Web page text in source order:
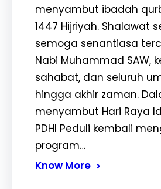
menyambut ibadah
1447 Hijriyah. Shalawat
semoga senantiasa
Nabi Muhammad SAW,
sahabat, dan seluruh
hingga akhir zaman.
menyambut Hari Raya
PDHI Peduli kembali
program…
Know More